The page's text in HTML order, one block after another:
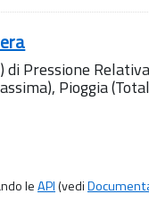
Pressione
Pioggia
leAPI(vedi